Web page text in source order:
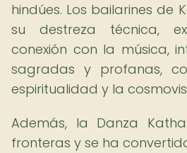
hindúes. Los bailarines de
su destreza técnica,
conexión con la música,
sagradas y profanas,
espiritualidad y la
Además, la Danza
fronteras y se ha